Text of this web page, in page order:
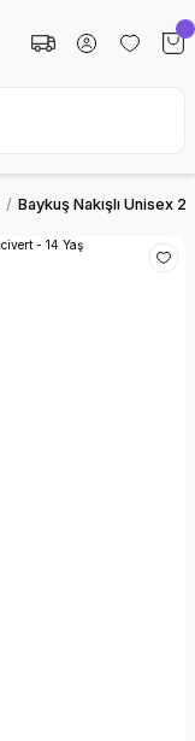
Baykuş Nakışlı Unisex